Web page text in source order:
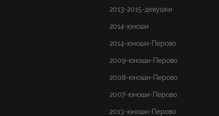
2013-2015-девушки
2014-юноши
2014-юноши-Перово
2009-юноши-Перово
2008-юноши-Перово
2007-юноши-Перово
2013-юноши-Перово